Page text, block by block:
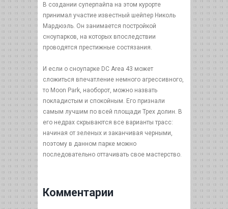
В создании суперпайпа на этом курорте
принимал участие известный шейпер Николь
Мардюэль. Он занимается постройкой
сноупарков, на которых впоследствии
проводятся престижные состязания.
И если о сноупарке DC Area 43 может
сложиться впечатление немного агрессивного,
то Moon Park, наоборот, можно назвать
покладистым и спокойным. Его признали
самым лучшим по всей площади Трех долин. В
его недрах скрываются все варианты трасс:
начиная от зеленых и заканчивая черными,
поэтому в данном парке можно
последовательно оттачивать свое мастерство.
Комментарии